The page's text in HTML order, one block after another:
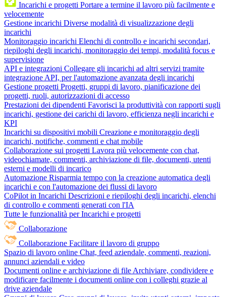
Incarichi e progetti Portare a termine il lavoro più facilmente e
velocemente
Gestione incarichi Diverse modalità di visualizzazione degli
incarichi
Monitoraggio incarichi Elenchi di controllo e incarichi secondari,
riepiloghi degli incarichi, monitoraggio dei tempi, modalità focus e
supervisione
API e integrazioni Collegare gli incarichi ad altri servizi tramite
integrazione API, per l'automazione avanzata degli incarichi
Gestione progetti Progetti, gruppi di lavoro, pianificazione dei
progetti, ruoli, autorizzazioni di accesso
Prestazioni dei dipendenti Favorisci la produttività con rapporti sugli
incarichi, gestione dei carichi di lavoro, efficienza negli incarichi e
KPI
Incarichi su dispositivi mobili Creazione e monitoraggio degli
incarichi, notifiche, commenti e chat mobile
Collaborazione sui progetti Lavora più velocemente con chat,
videochiamate, commenti, archiviazione di file, documenti, utenti
esterni e modelli di incarico
Automazione Risparmia tempo con la creazione automatica degli
incarichi e con l'automazione dei flussi di lavoro
CoPilot in Incarichi Descrizioni e riepiloghi degli incarichi, elenchi
di controllo e commenti generati con l'IA
Tutte le funzionalità per Incarichi e progetti
Collaborazione
Collaborazione Facilitare il lavoro di gruppo
Spazio di lavoro online Chat, feed aziendale, commenti, reazioni,
annunci aziendali e video
Documenti online e archiviazione di file Archiviare, condividere e
modificare facilmente i documenti online con i colleghi grazie al
drive aziendale